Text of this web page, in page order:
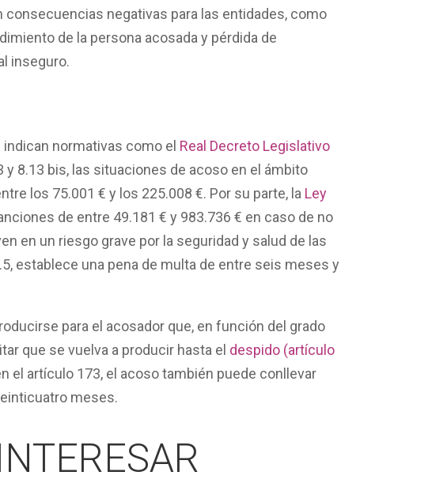
consecuencias negativas para las entidades, como
de la persona acosada y pérdida de
inseguro.
indican normativas como el Real Decreto Legislativo
y 8.13 bis, las situaciones de acoso en el ámbito
los 75.001 € y los 225.008 €. Por su parte, la Ley
de entre 49.181 € y 983.736 € en caso de no
en un riesgo grave por la seguridad y salud de las
establece una pena de multa de entre seis meses y
para el acosador que, en función del grado
que se vuelva a producir hasta el despido (artículo
el artículo 173, el acosotambién puede conllevar
meses.